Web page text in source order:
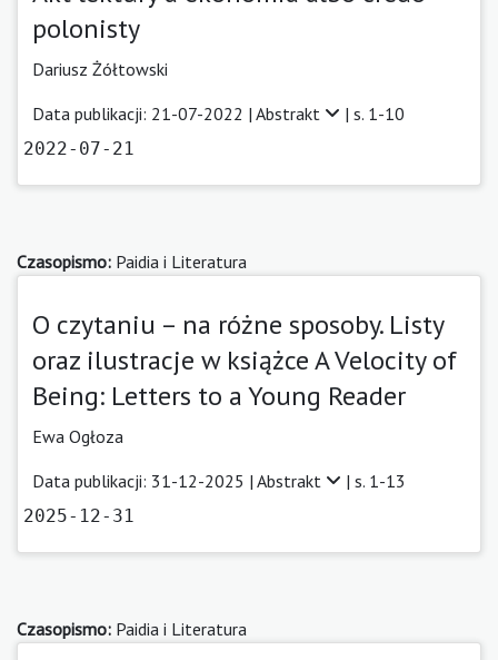
polonisty
Dariusz Żółtowski
Data publikacji: 21-07-2022 | Abstrakt | s. 1-10
2022-07-21
Czasopismo: Paidia i Literatura
O czytaniu – na różne sposoby. Listy
oraz ilustracje w książce A Velocity of
Being: Letters to a Young Reader
Ewa Ogłoza
Data publikacji: 31-12-2025 | Abstrakt | s. 1-13
2025-12-31
Czasopismo: Paidia i Literatura